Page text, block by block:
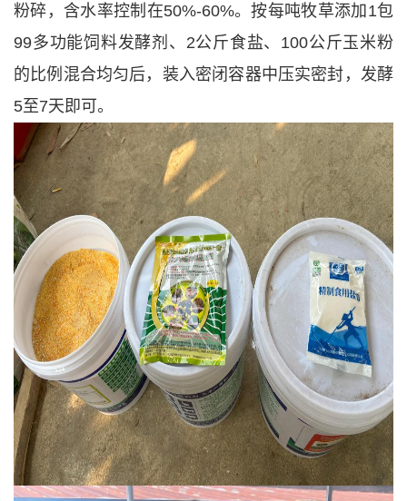
粉碎，含水率控制在50%-60%。按每吨牧草添加1包
99多功能饲料发酵剂、2公斤食盐、100公斤玉米粉
的比例混合均匀后，装入密闭容器中压实密封，发酵
5至7天即可。